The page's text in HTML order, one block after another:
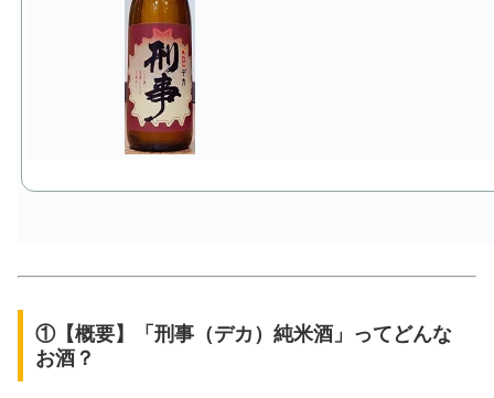
①【概要】「刑事（デカ）純米酒」ってどんな
お酒？